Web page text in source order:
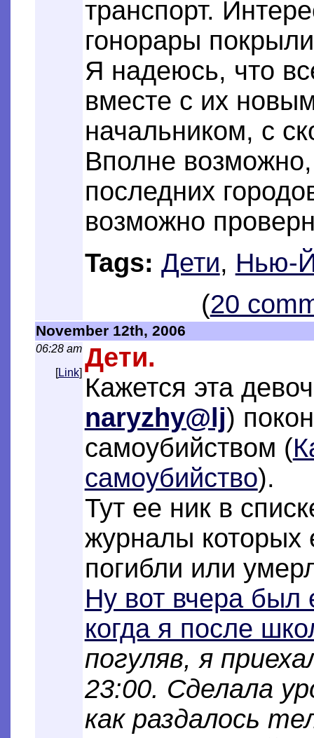
транспорт.
гонорары
Я надеюсь, что
вместе с их
начальником, с
Вполне
последних
возможно
Tags: Дети, Нью-
(20
November 12th, 2006
06:28 am
[Link]
Дети.
Кажется эта
naryzhy@lj)
самоубийством (
самоубийство).
Тут ее ник в
журналы которых
погибли или
Ну вот вчера был
когда я после
погуляв, я
23:00. Сделала
как раздалось